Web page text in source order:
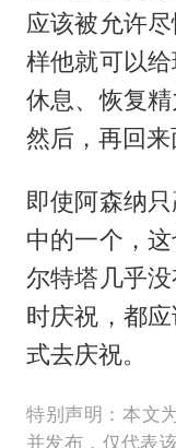
应该被允许
样他就可以
休息、恢复精
然后，再回来
即使阿森纳
中的一个，
尔特塔几乎
时庆祝，都
式去庆祝。
特别声明：本文
并发布，仅代表